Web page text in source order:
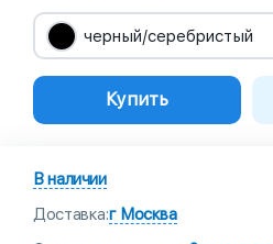
черный/серебристый
Купить
В наличии
Доставка:г Москва